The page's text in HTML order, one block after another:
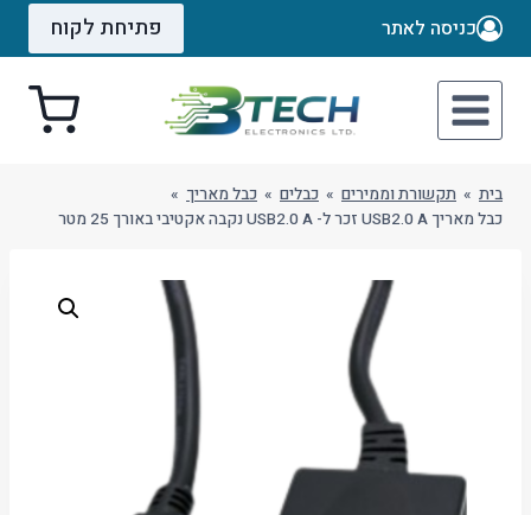
Skip
כניסה לאתר פתיחת לקוח
בית » תקשורת וממירים » כבלים » כבל מאריך »
כבל מאריך USB2.0 A זכר ל- USB2.0 A נקבה אקטיבי באורך 25 מטר